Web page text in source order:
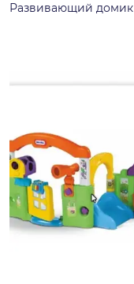
Развивающий домик